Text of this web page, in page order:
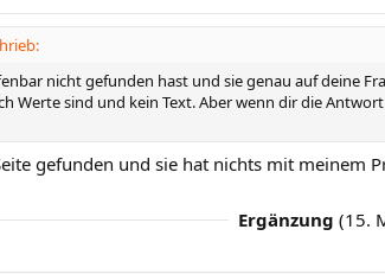
nicht gefunden hast und sie genau auf deine
Werte sind und kein Text. Aber wenn dir die
gefunden und sie hat nichts mit meinem
Ergänzung (15.